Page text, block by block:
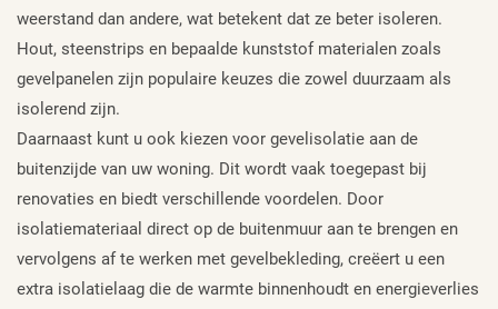
weerstand dan andere, wat betekent dat ze beter isoleren.
Hout, steenstrips en bepaalde kunststof materialen zoals
gevelpanelen zijn populaire keuzes die zowel duurzaam als
isolerend zijn.
Daarnaast kunt u ook kiezen voor gevelisolatie aan de
buitenzijde van uw woning. Dit wordt vaak toegepast bij
renovaties en biedt verschillende voordelen. Door
isolatiemateriaal direct op de buitenmuur aan te brengen en
vervolgens af te werken met gevelbekleding, creëert u een
extra isolatielaag die de warmte binnenhoudt en energieverlies